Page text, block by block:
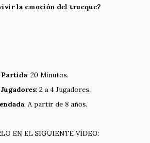
la emoción del trueque?
Partida: 20 Minutos.
: 2 a 4 Jugadores.
: A partir de 8 años.
EN EL SIGUIENTE VÍDEO: